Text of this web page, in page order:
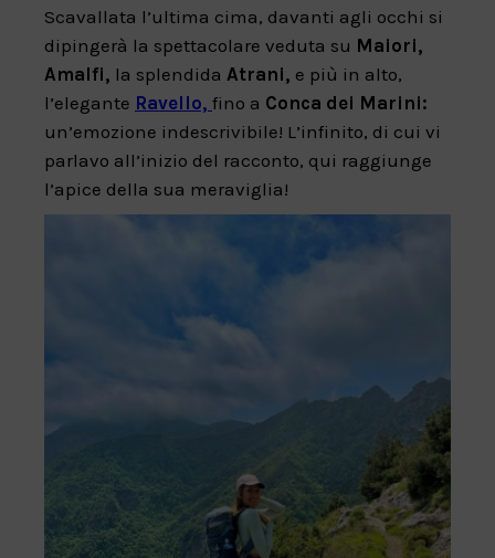
Scavallata l’ultima cima, davanti agli occhi si
dipingerà la spettacolare veduta su Maiori,
Amalfi, la splendida Atrani, e più in alto,
l’elegante Ravello, fino a Conca dei Marini:
un’emozione indescrivibile! L’infinito, di cui vi
parlavo all’inizio del racconto, qui raggiunge
l’apice della sua meraviglia!